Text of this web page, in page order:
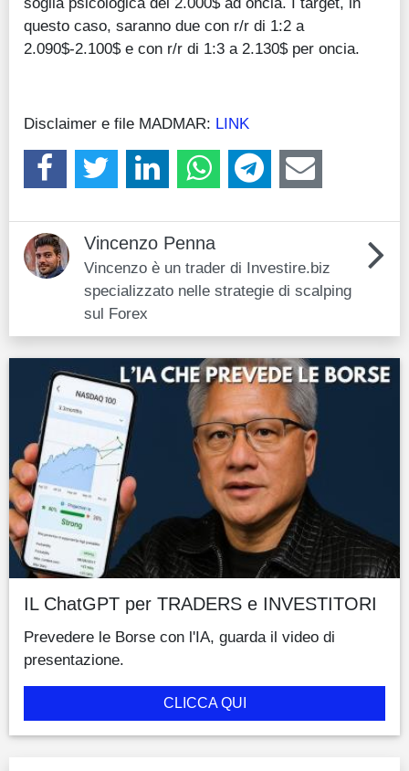
questo caso, saranno due con r/r di 1:2 a
2.090$-2.100$ e con r/r di 1:3 a 2.130$ per oncia.
Disclaimer e file MADMAR: LINK
Vincenzo Penna
Vincenzo è un trader di Investire.biz
specializzato nelle strategie di scalping
sul Forex
IL ChatGPT per TRADERS e INVESTITORI
Prevedere le Borse con l'IA, guarda il video di
presentazione.
CLICCA QUI